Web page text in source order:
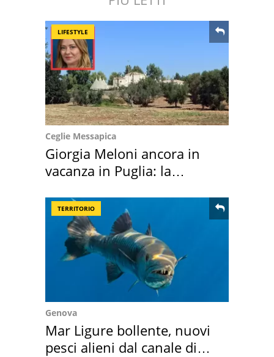
LIFESTYLE
Ceglie Messapica
Giorgia Meloni ancora in
vacanza in Puglia: la
TERRITORIO
Genova
Mar Ligure bollente, nuovi
pesci alieni dal canale di